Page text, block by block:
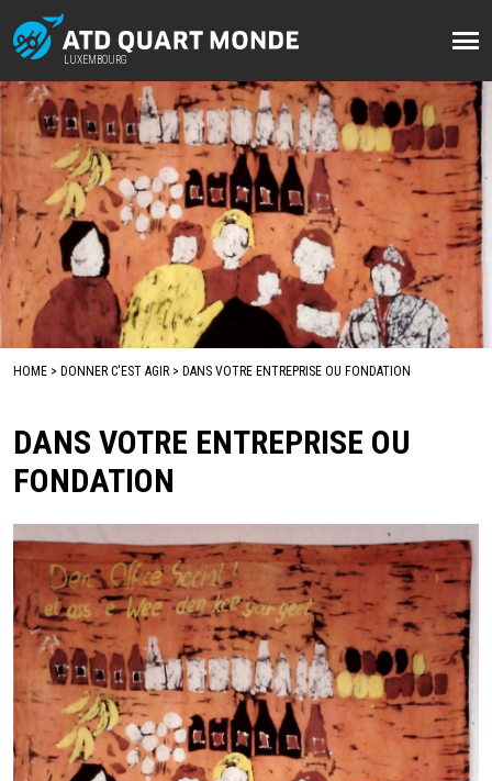
LUXEMBOURG
Aller
au
contenu
principal
LUXEMBOURG
D'ARIANE
HOME DONNER C'EST AGIR DANS VOTRE ENTREPRISE OU FONDATION
DANS VOTRE ENTREPRISE OU
FONDATION